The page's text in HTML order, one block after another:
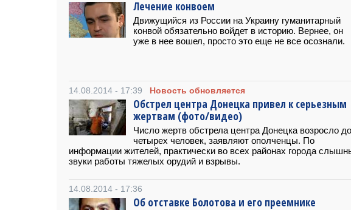
Лечение конвоем
Движущийся из России на Украину гуманитарный
конвой обязательно войдет в историю. Вернее, он
уже в нее вошел, просто это еще не все осознали.
14.08.2014 - 17:39 Новость обновляется
Обстрел центра Донецка привел к серьезным
жертвам (фото/видео)
Число жертв обстрела центра Донецка возросло до
четырех человек, заявляют ополченцы. По
информации жителей, практически во всех районах города
звуки работы тяжелых орудий и взрывы.
14.08.2014 - 17:36
Об отставке Болотова и его преемнике